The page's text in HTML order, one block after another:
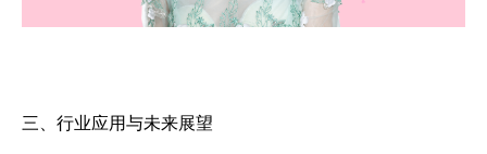
三、行业应用与未来展望